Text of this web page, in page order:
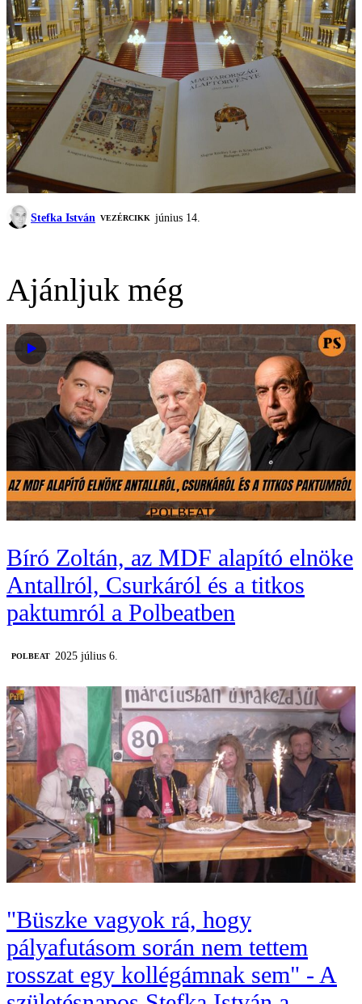
Stefka István VEZÉRCIKK június 14.
Ajánljuk még
Bíró Zoltán, az MDF alapító elnöke
Antallról, Csurkáról és a titkos
paktumról a Polbeatben
‎POLBEAT 2025 július 6.
"Büszke vagyok rá, hogy
pályafutásom során nem tettem
rosszat egy kollégámnak sem" - A